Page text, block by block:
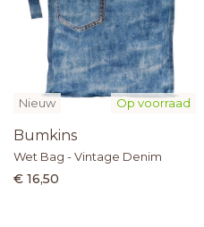
Op voorraad
Nieuw
Bumkins
Wet Bag - Vintage Denim
€ 16,50